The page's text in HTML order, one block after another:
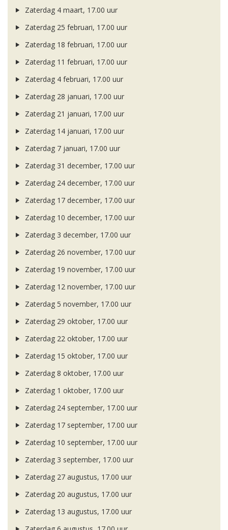
Zaterdag 4 maart, 17.00 uur
Zaterdag 25 februari, 17.00 uur
Zaterdag 18 februari, 17.00 uur
Zaterdag 11 februari, 17.00 uur
Zaterdag 4 februari, 17.00 uur
Zaterdag 28 januari, 17.00 uur
Zaterdag 21 januari, 17.00 uur
Zaterdag 14 januari, 17.00 uur
Zaterdag 7 januari, 17.00 uur
Zaterdag 31 december, 17.00 uur
Zaterdag 24 december, 17.00 uur
Zaterdag 17 december, 17.00 uur
Zaterdag 10 december, 17.00 uur
Zaterdag 3 december, 17.00 uur
Zaterdag 26 november, 17.00 uur
Zaterdag 19 november, 17.00 uur
Zaterdag 12 november, 17.00 uur
Zaterdag 5 november, 17.00 uur
Zaterdag 29 oktober, 17.00 uur
Zaterdag 22 oktober, 17.00 uur
Zaterdag 15 oktober, 17.00 uur
Zaterdag 8 oktober, 17.00 uur
Zaterdag 1 oktober, 17.00 uur
Zaterdag 24 september, 17.00 uur
Zaterdag 17 september, 17.00 uur
Zaterdag 10 september, 17.00 uur
Zaterdag 3 september, 17.00 uur
Zaterdag 27 augustus, 17.00 uur
Zaterdag 20 augustus, 17.00 uur
Zaterdag 13 augustus, 17.00 uur